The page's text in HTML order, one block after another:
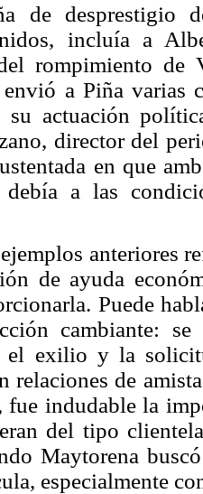
de desprestigio
incluía a
rompimiento
a Piña varias
su actuación
director del
en que
a las
anteriores
de ayuda
Puede
cambiante:
exilio y la
relaciones de
fue indudable la
del tipo
Maytorena
especialmente